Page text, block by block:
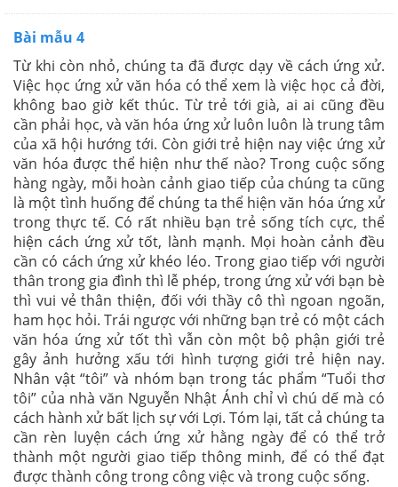
Bài mẫu 4
Từ khi còn nhỏ, chúng ta đã được dạy về cách ứng xử.
Việc học ứng xử văn hóa có thể xem là việc học cả đời,
không bao giờ kết thúc. Từ trẻ tới già, ai ai cũng đều
cần phải học, và văn hóa ứng xử luôn luôn là trung tâm
của xã hội hướng tới. Còn giới trẻ hiện nay việc ứng xử
văn hóa được thể hiện như thế nào? Trong cuộc sống
hàng ngày, mỗi hoàn cảnh giao tiếp của chúng ta cũng
là một tình huống để chúng ta thể hiện văn hóa ứng xử
trong thực tế. Có rất nhiều bạn trẻ sống tích cực, thể
hiện cách ứng xử tốt, lành mạnh. Mọi hoàn cảnh đều
cần có cách ứng xử khéo léo. Trong giao tiếp với người
thân trong gia đình thì lễ phép, trong ứng xử với bạn bè
thì vui vẻ thân thiện, đối với thầy cô thì ngoan ngoãn,
ham học hỏi. Trái ngược với những bạn trẻ có một cách
văn hóa ứng xử tốt thì vẫn còn một bộ phận giới trẻ
gây ảnh hưởng xấu tới hình tượng giới trẻ hiện nay.
Nhân vật “tôi” và nhóm bạn trong tác phẩm “Tuổi thơ
tôi” của nhà văn Nguyễn Nhật Ánh chỉ vì chú dế mà có
cách hành xử bất lịch sự với Lợi. Tóm lại, tất cả chúng ta
cần rèn luyện cách ứng xử hằng ngày để có thể trở
thành một người giao tiếp thông minh, để có thể đạt
được thành công trong công việc và trong cuộc sống.